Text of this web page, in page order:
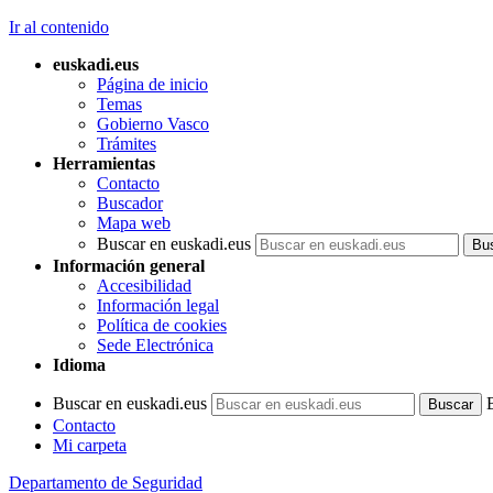
Ir al contenido
euskadi.eus
Página de inicio
Temas
Gobierno Vasco
Trámites
Herramientas
Contacto
Buscador
Mapa web
Buscar en euskadi.eus
Información general
Accesibilidad
Información legal
Política de cookies
Sede Electrónica
Idioma
Buscar en euskadi.eus
Contacto
Mi carpeta
Departamento de Seguridad